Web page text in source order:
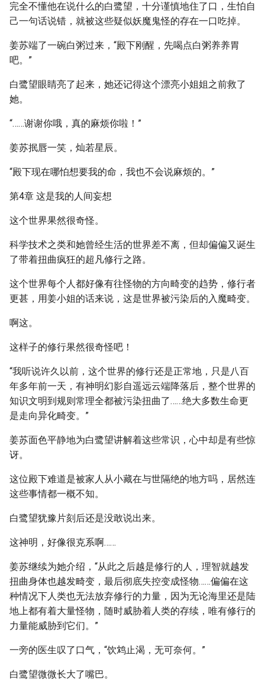
完全不懂他在说什么的白鹭望，十分谨慎地住了口，生怕自
己一句话说错，就被这些疑似妖魔鬼怪的存在一口吃掉。
姜苏端了一碗白粥过来，“殿下刚醒，先喝点白粥养养胃
吧。”
白鹭望眼睛亮了起来，她还记得这个漂亮小姐姐之前救了
她。
“……谢谢你哦，真的麻烦你啦！”
姜苏抿唇一笑，灿若星辰。
“殿下现在哪怕想要我的命，我也不会说麻烦的。”
第4章 这是我的人间妄想
这个世界果然很奇怪。
科学技术之类和她曾经生活的世界差不离，但却偏偏又诞生
了带着扭曲疯狂的超凡修行之路。
这个世界每个人都好像有往怪物的方向畸变的趋势，修行者
更甚，用姜小姐的话来说，这是世界被污染后的入魔畸变。
啊这。
这样子的修行果然很奇怪吧！
“我听说许久以前，这个世界的修行还是正常地，只是八百
年多年前一天，有神明幻影自遥远云端降落后，整个世界的
知识文明到规则常理全都被污染扭曲了……绝大多数生命更
是走向异化畸变。”
姜苏面色平静地为白鹭望讲解着这些常识，心中却是有些惊
讶。
这位殿下难道是被家人从小藏在与世隔绝的地方吗，居然连
这些事情都一概不知。
白鹭望犹豫片刻后还是没敢说出来。
这神明，好像很克系啊……
姜苏继续为她介绍，“从此之后越是修行的人，理智就越发
扭曲身体也越发畸变，最后彻底失控变成怪物……偏偏在这
种情况下人类也无法放弃修行的力量，因为无论海里还是陆
地上都有着大量怪物，随时威胁着人类的存续，唯有修行的
力量能威胁到它们。”
一旁的医生叹了口气，“饮鸩止渴，无可奈何。”
白鹭望微微长大了嘴巴。